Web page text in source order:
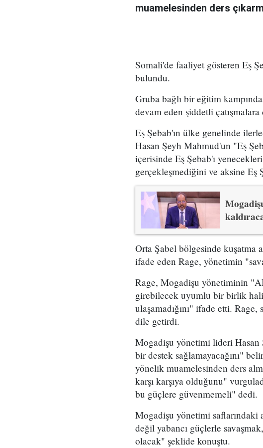
muamelesinden ders
Somali'de faaliyet gösteren Eş
bulundu.
Gruba bağlı bir eğitim
devam eden şiddetli
Eş Şebab'ın ülke genelinde
Hasan Şeyh Mahmud'un "Eş
içerisinde Eş Şebab'ı
gerçekleşmediğini ve aksine Eş
Orta Şabel bölgesinde kuşatma
ifade eden Rage, yönetimin
Rage, Mogadişu yönetiminin
girebilecek uyumlu bir birlik
ulaşamadığını" ifade etti.
dile getirdi.
Mogadişu yönetimi lideri Hasan
bir destek sağlamayacağını"
yönelik muamelesinden ders
karşı karşıya olduğunu"
bu güçlere güvenmemeli" dedi.
Mogadişu yönetimi saflarındaki
değil yabancı güçlerle
olacak" şeklide konuştu.